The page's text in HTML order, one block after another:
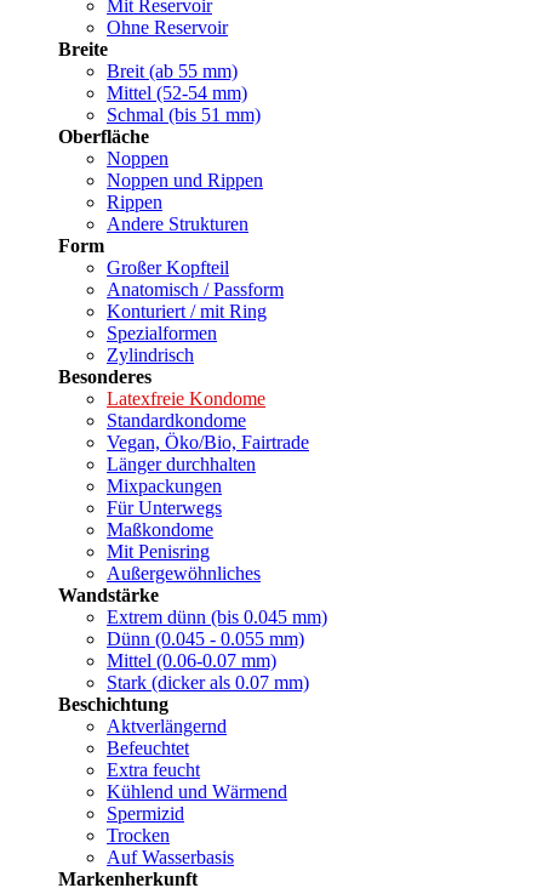
Mit Reservoir
Ohne Reservoir
Breite
Breit (ab 55 mm)
Mittel (52-54 mm)
Schmal (bis 51 mm)
Oberfläche
Noppen
Noppen und Rippen
Rippen
Andere Strukturen
Form
Großer Kopfteil
Anatomisch / Passform
Konturiert / mit Ring
Spezialformen
Zylindrisch
Besonderes
Latexfreie Kondome
Standardkondome
Vegan, Öko/Bio, Fairtrade
Länger durchhalten
Mixpackungen
Für Unterwegs
Maßkondome
Mit Penisring
Außergewöhnliches
Wandstärke
Extrem dünn (bis 0.045 mm)
Dünn (0.045 - 0.055 mm)
Mittel (0.06-0.07 mm)
Stark (dicker als 0.07 mm)
Beschichtung
Aktverlängernd
Befeuchtet
Extra feucht
Kühlend und Wärmend
Spermizid
Trocken
Auf Wasserbasis
Markenherkunft